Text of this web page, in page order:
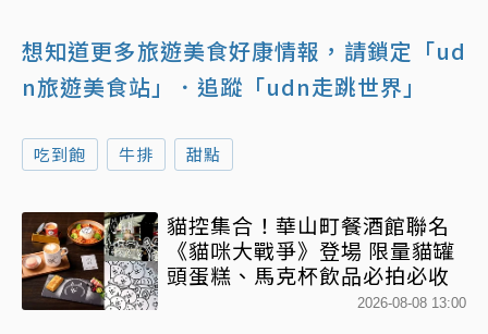
想知道更多旅遊美食好康情報，請鎖定「ud
n旅遊美食站」
．追蹤「udn走跳世界」
吃到飽 牛排 甜點
貓控集合！華山町餐酒館聯名
《貓咪大戰爭》登場 限量貓罐
頭蛋糕、馬克杯飲品必拍必收
2026-08-08 13:00